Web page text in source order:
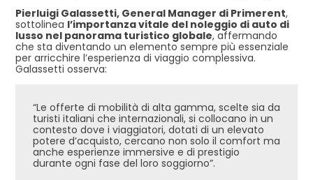
Pierluigi Galassetti, General Manager di Primerent,
sottolinea l’importanza vitale del noleggio di auto di
lusso nel panorama turistico globale, affermando
che sta diventando un elemento sempre più essenziale
per arricchire l’esperienza di viaggio complessiva.
Galassetti osserva:
“Le offerte di mobilità di alta gamma, scelte sia da
turisti italiani che internazionali, si collocano in un
contesto dove i viaggiatori, dotati di un elevato
potere d’acquisto, cercano non solo il comfort ma
anche esperienze immersive e di prestigio
durante ogni fase del loro soggiorno”.